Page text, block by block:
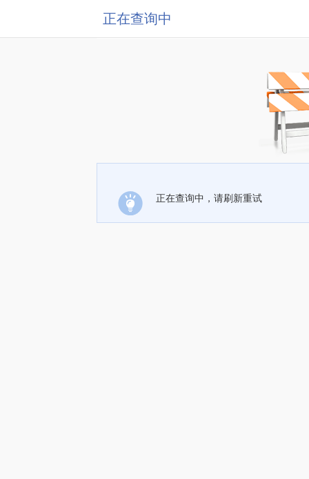
正在查询中
正在查询中，请刷新重试